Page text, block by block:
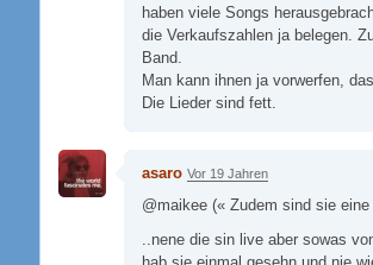
haben viele Songs
die Verkaufszahlen ja belegen.
Band.
Man kann ihnen ja vorwerfen,
Die Lieder sind fett.
asaro Vor 19 Jahren
@maikee (« Zudem sind sie
..nene die sin live aber sowas